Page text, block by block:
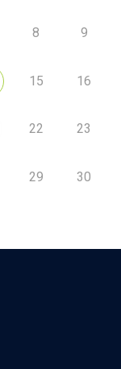
8 9
15 16
22 23
29 30